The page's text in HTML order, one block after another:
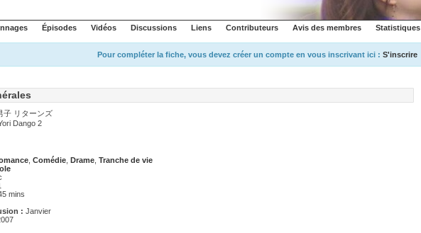
Épisodes Vidéos Discussions Liens Contributeurs Avis des membres Statistiques
Pour compléter la fiche, vous devez créer un compte en vous inscrivant ici : S'inscrire
子 リターンズ
Dango 2
Comédie Drame Tranche de vie
mins
: Janvier